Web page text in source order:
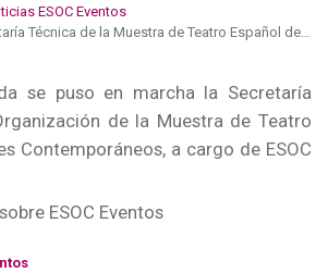
ESOC Eventos
de la Muestra de Teatro Español de Autores Contemporáneos
se puso en marcha la Secretaría
de la Muestra de Teatro
Contemporáneos, a cargo de ESOC
ESOC Eventos